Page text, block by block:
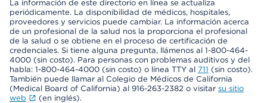
La información de este directorio en línea se actualiza
periódicamente. La disponibilidad de médicos, hospitales,
proveedores y servicios puede cambiar. La información acerca
de un profesional de la salud nos la proporciona el profesional
de la salud o se obtiene en el proceso de certificación de
credenciales. Si tiene alguna pregunta, llámenos al 1-800-464-
4000 (sin costo). Para personas con problemas auditivos y del
habla: 1-800-464-4000 (sin costo) o línea TTY al 711 (sin costo).
También puede llamar al Colegio de Médicos de California
(Medical Board of California) al 916-263-2382 o visitar su sitio
web
(en inglés).